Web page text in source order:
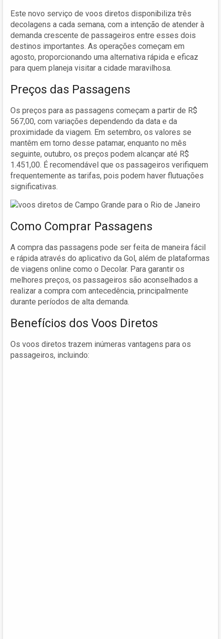
Este novo serviço de voos diretos disponibiliza três
decolagens a cada semana, com a intenção de atender à
demanda crescente de passageiros entre esses dois
destinos importantes. As operações começam em
agosto, proporcionando uma alternativa rápida e eficaz
para quem planeja visitar a cidade maravilhosa.
Preços das Passagens
Os preços para as passagens começam a partir de R$
567,00, com variações dependendo da data e da
proximidade da viagem. Em setembro, os valores se
mantêm em torno desse patamar, enquanto no mês
seguinte, outubro, os preços podem alcançar até R$
1.451,00. É recomendável que os passageiros verifiquem
frequentemente as tarifas, pois podem haver flutuações
significativas.
Como Comprar Passagens
A compra das passagens pode ser feita de maneira fácil
e rápida através do aplicativo da Gol, além de plataformas
de viagens online como o Decolar. Para garantir os
melhores preços, os passageiros são aconselhados a
realizar a compra com antecedência, principalmente
durante períodos de alta demanda.
Benefícios dos Voos Diretos
Os voos diretos trazem inúmeras vantagens para os
passageiros, incluindo: